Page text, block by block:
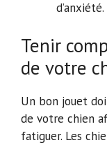
d’anxiété.
Tenir
de votre
Un bon jouet
de votre chien
fatiguer. Les